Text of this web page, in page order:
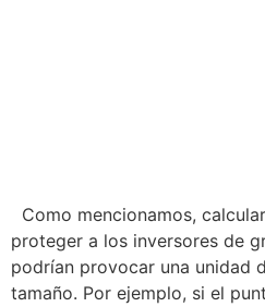
Como mencionamos,
proteger a los inversores de
podrían provocar una unidad
tamaño. Por ejemplo, si el